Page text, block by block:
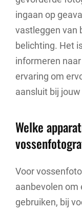
ingaan op
vastleggen van
belichting. Het
informeren
ervaring om
aansluit bij
Welke
Voor
aanbevolen om
gebruiken, bij